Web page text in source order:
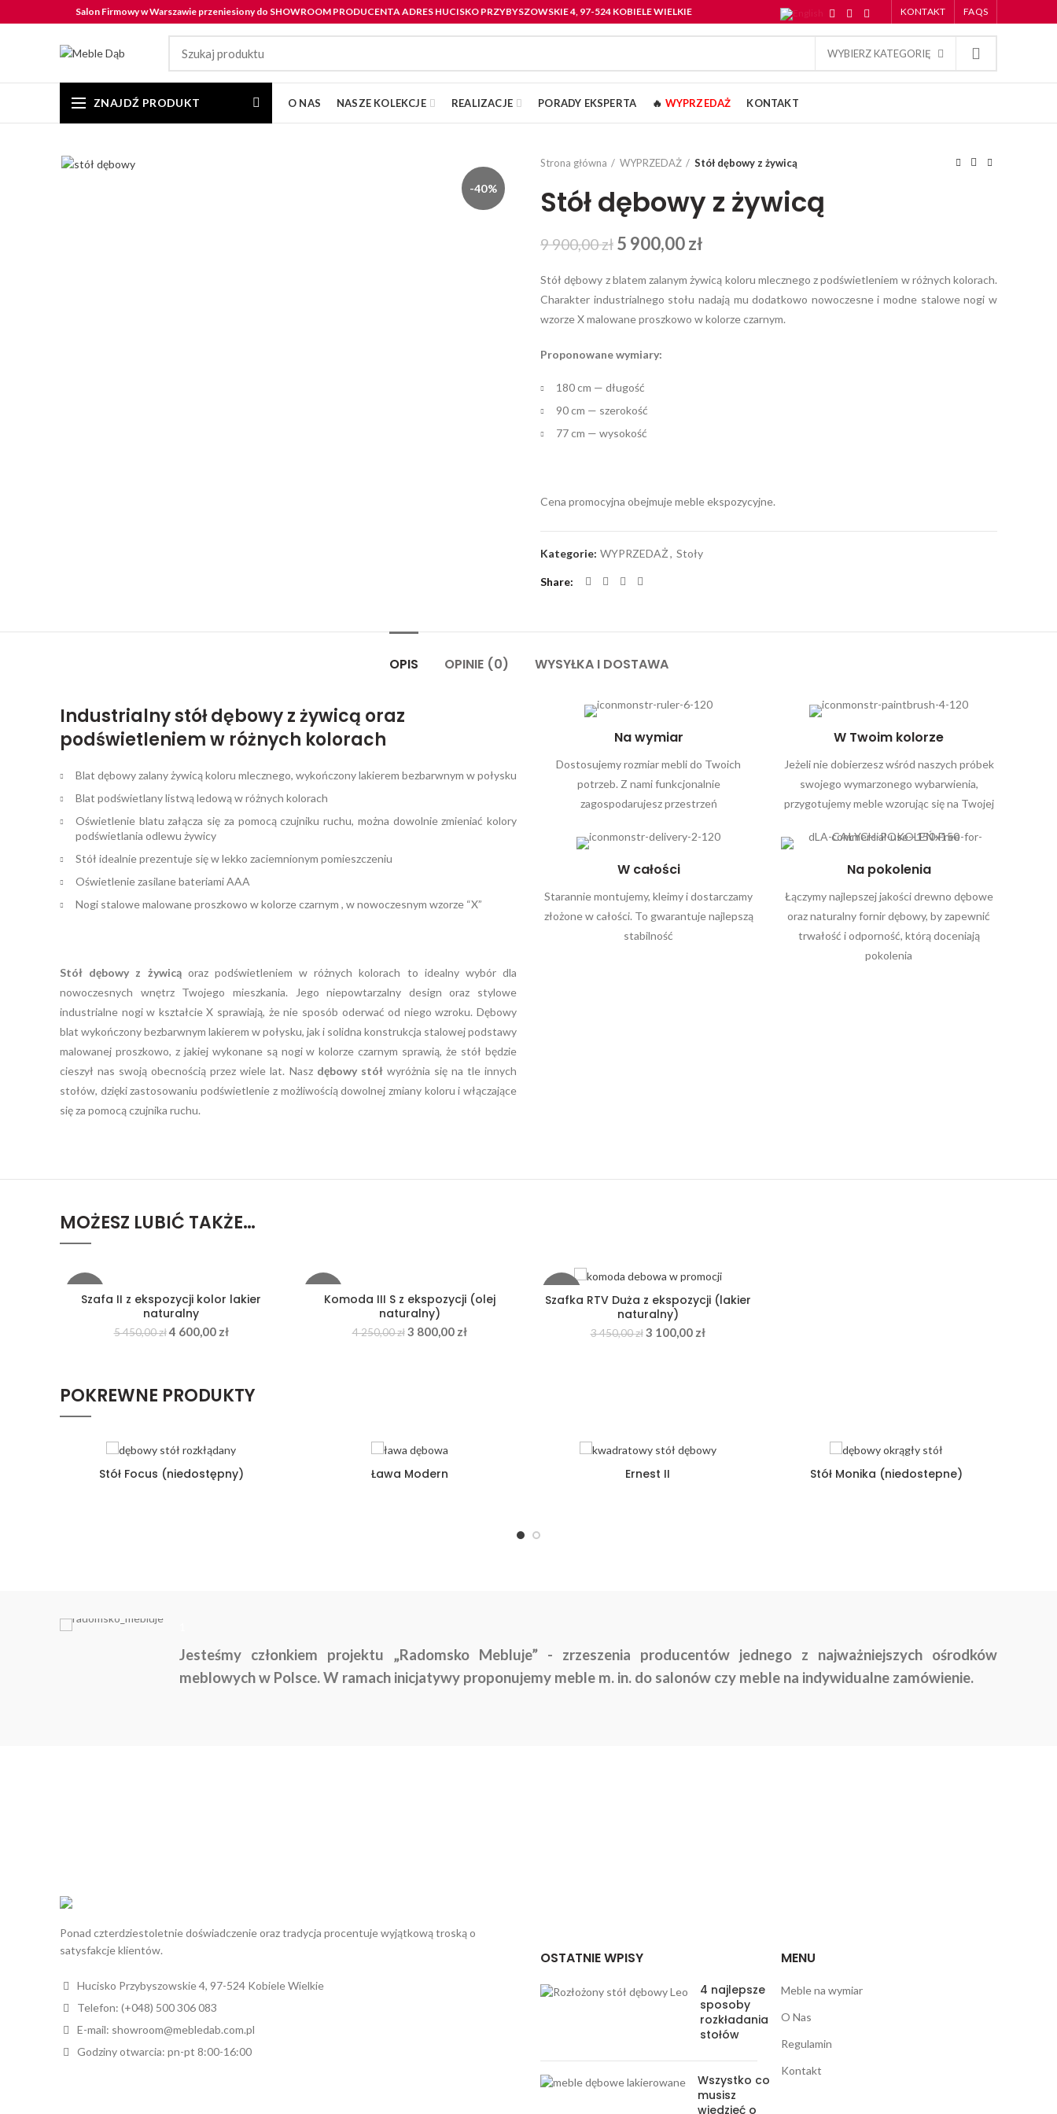
Salon Firmowy w Warszawie przeniesiony do SHOWROOM PRODUCENTA ADRES HUCISKO PRZYBYSZOWSKIE 4, 97-524 KOBIELE WIELKIE KONTAKT FAQS
WYBIERZ KATEGORIĘ
ZNAJDŹ PRODUKT O NAS NASZE KOLEKCJE REALIZACJE PORADY EKSPERTA 🔥 WYPRZEDAŻ KONTAKT
-40%
Strona główna
WYPRZEDAŻ Stół dębowy z żywicą
Stół dębowy z żywicą
9 900,00zł 5 900,00zł
Stół dębowy z blatem zalanym żywicą koloru mlecznego z podświetleniem w różnych kolorach.
Charakter industrialnego stołu nadają mu dodatkowo nowoczesne i modne stalowe nogi w
wzorze X malowane proszkowo w kolorze czarnym.
Proponowane wymiary:
180 cm — długość
90 cm — szerokość
77 cm — wysokość
Cena promocyjna obejmuje meble ekspozycyjne.
Kategorie: WYPRZEDAŻ, Stoły
Share
OPIS OPINIE (0) WYSYŁKA I DOSTAWA
Industrialny stół dębowy z żywicą oraz
podświetleniem w różnych kolorach
Blat dębowy zalany żywicą koloru mlecznego, wykończony lakierem bezbarwnym w połysku
Blat podświetlany listwą ledową w różnych kolorach
Oświetlenie blatu załącza się za pomocą czujniku ruchu, można dowolnie zmieniać kolory
podświetlania odlewu żywicy
Stół idealnie prezentuje się w lekko zaciemnionym pomieszczeniu
Oświetlenie zasilane bateriami AAA
Nogi stalowe malowane proszkowo w kolorze czarnym , w nowoczesnym wzorze “X”
Stół dębowy z żywicąoraz podświetleniem w różnych kolorach to idealny wybór dla
nowoczesnych wnętrz Twojego mieszkania. Jego niepowtarzalny design oraz stylowe
industrialne nogi w kształcie X sprawiają, że nie sposób oderwać od niego wzroku. Dębowy
blat wykończony bezbarwnym lakierem w połysku, jak i solidna konstrukcja stalowej podstawy
malowanej proszkowo, z jakiej wykonane są nogi w kolorze czarnym sprawią, że stół będzie
cieszył nas swoją obecnością przez wiele lat. Nasz dębowy stółwyróżnia się na tle innych
stołów, dzięki zastosowaniu podświetlenie z możliwością dowolnej zmiany koloru i włączające
się za pomocą czujnika ruchu.
Na wymiar
Dostosujemy rozmiar mebli do Twoich
potrzeb. Z nami funkcjonalnie
zagospodarujesz przestrzeń
W Twoim kolorze
Jeżeli nie dobierzesz wśród naszych próbek
swojego wymarzonego wybarwienia,
przygotujemy meble wzorując się na Twojej
W całości
Starannie montujemy, kleimy i dostarczamy
złożone w całości. To gwarantuje najlepszą
stabilność
Na pokolenia
Łączymy najlepszej jakości drewno dębowe
oraz naturalny fornir dębowy, by zapewnić
trwałość i odporność, którą doceniają
pokolenia
MOŻESZ LUBIĆ TAKŻE…
Szafa II z ekspozycji kolor lakier
naturalny
5 450,00zł 4 600,00 zł
Komoda III S z ekspozycji (olej
naturalny)
4 250,00zł 3 800,00 zł
Szafka RTV Duża z ekspozycji (lakier
naturalny)
3 450,00zł 3 100,00 zł
POKREWNE PRODUKTY
Stół Focus (niedostępny) Ława Modern Ernest II Stół Monika (niedostepne)
Jesteśmy członkiem projektu „Radomsko Mebluje” - zrzeszenia producentów jednego z najważniejszych ośrodków
meblowych w Polsce. W ramach inicjatywy proponujemy meble m. in. do salonów czy meble na indywidualne zamówienie.
Ponad czterdziestoletnie doświadczenie oraz tradycja procentuje wyjątkową troską o
satysfakcje klientów.
Hucisko Przybyszowskie 4, 97-524 Kobiele Wielkie
Telefon: (+048) 500 306 083
E-mail: showroom@mebledab.com.pl
Godziny otwarcia: pn-pt 8:00-16:00
OSTATNIE WPISY
4 najlepsze
sposoby
rozkładania
stołów
Wszystko co
musisz
wiedzieć o
MENU
Meble na wymiar
O Nas
Regulamin
Kontakt